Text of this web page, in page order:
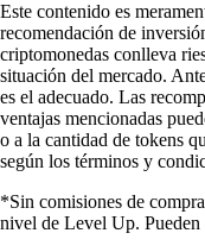
Este contenido es
recomendación de
criptomonedas conlleva
situación del mercado.
es el adecuado. Las
ventajas mencionadas
o a la cantidad de tokens
según los términos y
*Sin comisiones de
nivel de Level Up. Pueden